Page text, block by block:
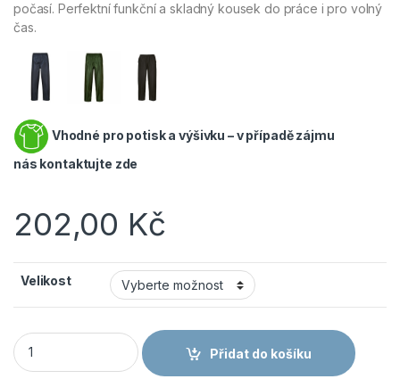
počasí. Perfektní funkční a skladný kousek do práce i pro volný
čas.
Vhodné pro potisk a výšivku – v případě zájmu
nás kontaktujte zde
202,00 Kč
Velikost
PORTWEST CLASSIC S441 - Nepromokavé sbalitelné
Přidat do košíku